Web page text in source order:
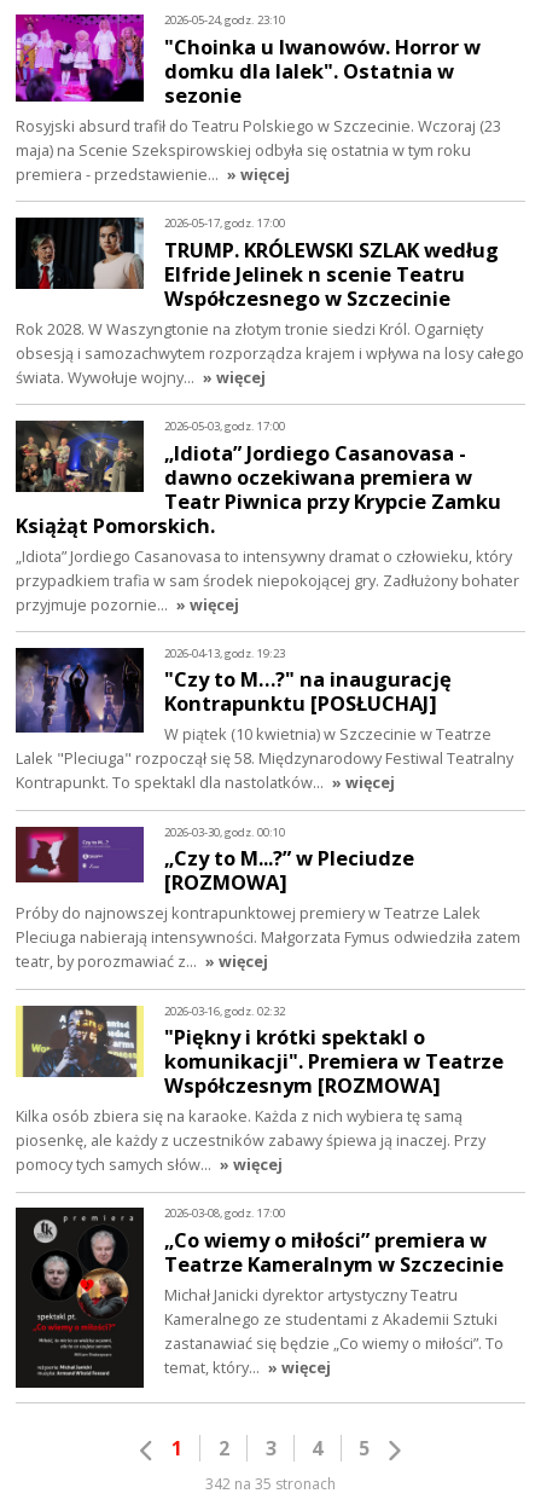
2026-05-24, godz. 23:10
"Choinka u Iwanowów. Horror w
domku dla lalek". Ostatnia w
sezonie
Rosyjski absurd trafił do Teatru Polskiego w Szczecinie. Wczoraj (23
maja) na Scenie Szekspirowskiej odbyła się ostatnia w tym roku
premiera - przedstawienie… » więcej
2026-05-17, godz. 17:00
TRUMP. KRÓLEWSKI SZLAK według
Elfride Jelinek n scenie Teatru
Współczesnego w Szczecinie
Rok 2028. W Waszyngtonie na złotym tronie siedzi Król. Ogarnięty
obsesją i samozachwytem rozporządza krajem i wpływa na losy całego
świata. Wywołuje wojny… » więcej
2026-05-03, godz. 17:00
„Idiota” Jordiego Casanovasa -
dawno oczekiwana premiera w
Teatr Piwnica przy Krypcie Zamku
Książąt Pomorskich.
„Idiota” Jordiego Casanovasa to intensywny dramat o człowieku, który
przypadkiem trafia w sam środek niepokojącej gry. Zadłużony bohater
przyjmuje pozornie… » więcej
2026-04-13, godz. 19:23
"Czy to M…?" na inaugurację
Kontrapunktu [POSŁUCHAJ]
W piątek (10 kwietnia) w Szczecinie w Teatrze
Lalek "Pleciuga" rozpoczął się 58. Międzynarodowy Festiwal Teatralny
Kontrapunkt. To spektakl dla nastolatków… » więcej
2026-03-30, godz. 00:10
„Czy to M...?” w Pleciudze
[ROZMOWA]
Próby do najnowszej kontrapunktowej premiery w Teatrze Lalek
Pleciuga nabierają intensywności. Małgorzata Fymus odwiedziła zatem
teatr, by porozmawiać z… » więcej
2026-03-16, godz. 02:32
"Piękny i krótki spektakl o
komunikacji". Premiera w Teatrze
Współczesnym [ROZMOWA]
Kilka osób zbiera się na karaoke. Każda z nich wybiera tę samą
piosenkę, ale każdy z uczestników zabawy śpiewa ją inaczej. Przy
pomocy tych samych słów… » więcej
2026-03-08, godz. 17:00
„Co wiemy o miłości” premiera w
Teatrze Kameralnym w Szczecinie
Michał Janicki dyrektor artystyczny Teatru
Kameralnego ze studentami z Akademii Sztuki
zastanawiać się będzie „Co wiemy o miłości”. To
temat, który… » więcej
1 2 3 4 5
342 na 35 stronach